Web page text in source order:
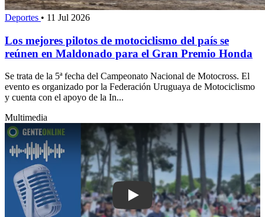
Deportes • 11 Jul 2026
Los mejores pilotos de motociclismo del país se
reúnen en Maldonado para el Gran Premio Honda
Se trata de la 5ª fecha del Campeonato Nacional de Motocross. El
evento es organizado por la Federación Uruguaya de Motociclismo
y cuenta con el apoyo de la In...
Multimedia
Play: Movilización de funcionarios de